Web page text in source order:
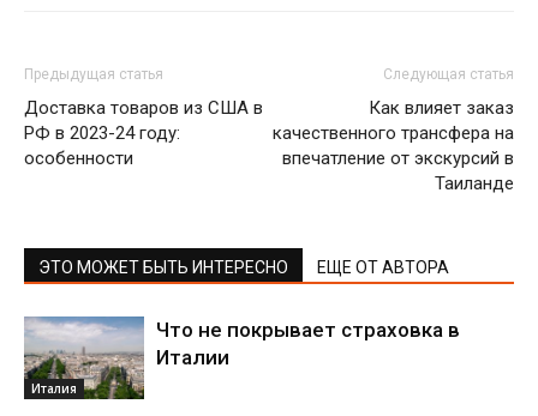
Предыдущая статья
Доставка товаров из США в
РФ в 2023-24 году:
особенности
Следующая статья
Как влияет заказ
качественного трансфера на
впечатление от экскурсий в
Таиланде
ЭТО МОЖЕТ БЫТЬ ИНТЕРЕСНО ЕЩЕ ОТ АВТОРА
Италия
Что не покрывает страховка в
Италии